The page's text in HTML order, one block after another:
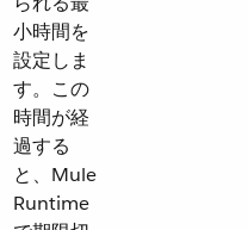
小時間を
設定しま
す。この
時間が経
過する
と、Mule
Runtime